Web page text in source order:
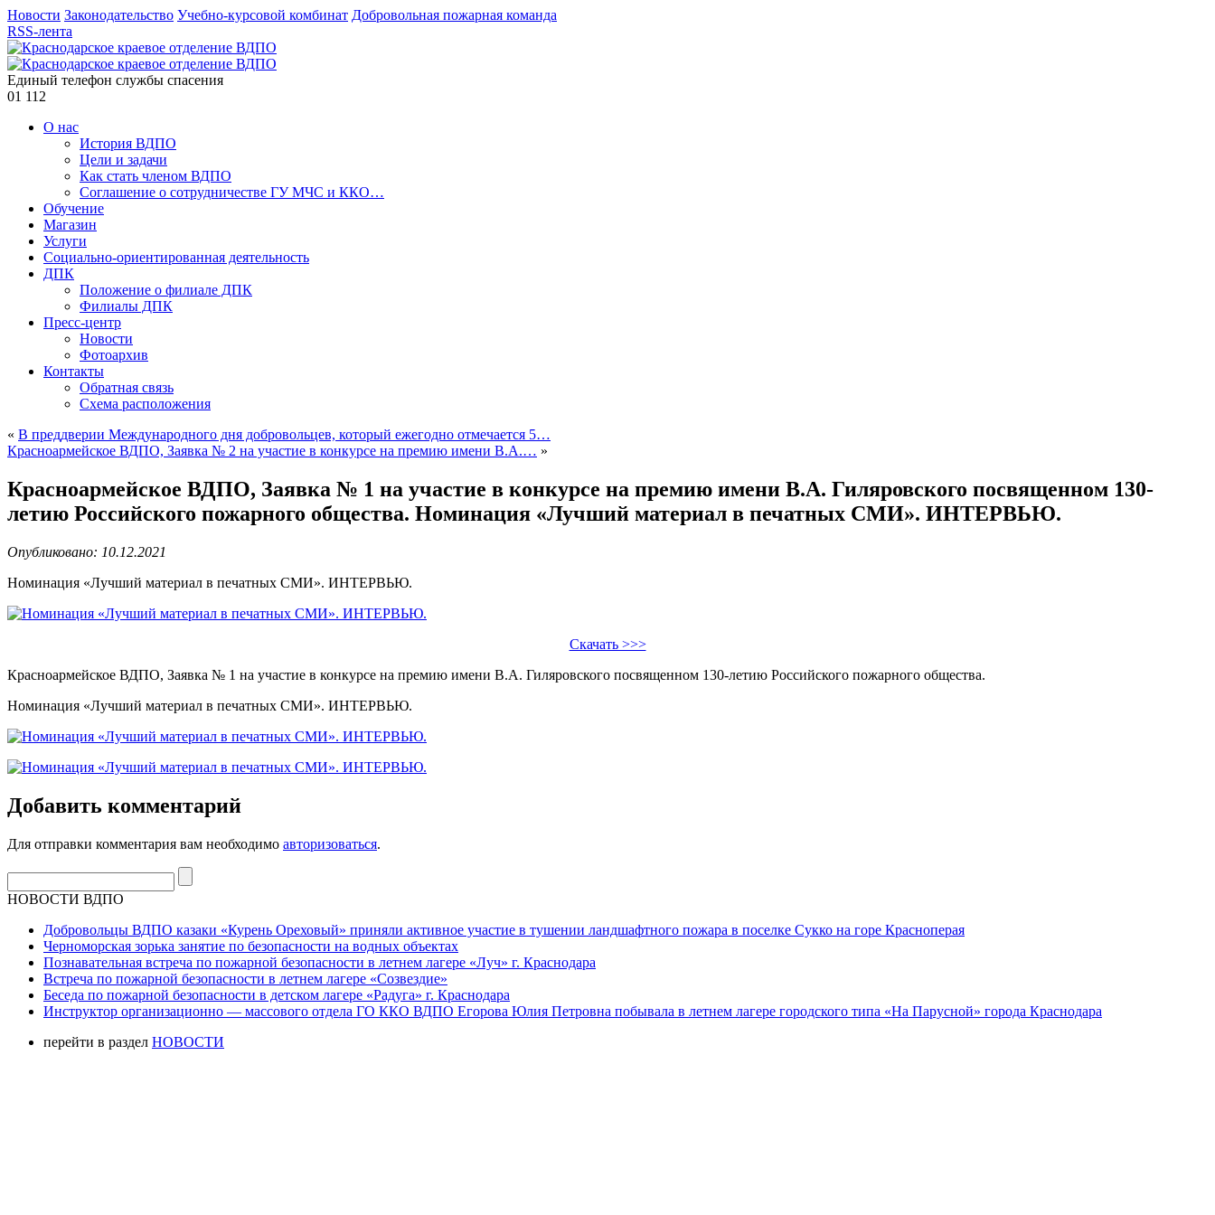
Новости Законодательство Учебно-курсовой комбинат Добровольная пожарная команда
RSS-лента
Единый телефон службы спасения
01 112
О нас
История ВДПО
Цели и задачи
Как стать членом ВДПО
Соглашение о сотрудничестве ГУ МЧС и ККО…
Обучение
Магазин
Услуги
Социально-ориентированная деятельность
ДПК
Положение о филиале ДПК
Филиалы ДПК
Пресс-центр
Новости
Фотоархив
Контакты
Обратная связь
Схема расположения
« В преддверии Международного дня добровольцев, который ежегодно отмечается 5…
Красноармейское ВДПО, Заявка № 2 на участие в конкурсе на премию имени В.А.… »
Красноармейское ВДПО, Заявка № 1 на участие в конкурсе на премию имени В.А. Гиляровского посвященном 130-
летию Российского пожарного общества. Номинация «Лучший материал в печатных СМИ». ИНТЕРВЬЮ.
Опубликовано: 10.12.2021
Номинация «Лучший материал в печатных СМИ». ИНТЕРВЬЮ.
Скачать >>>
Красноармейское ВДПО, Заявка № 1 на участие в конкурсе на премию имени В.А. Гиляровского посвященном 130-летию Российского пожарного общества.
Номинация «Лучший материал в печатных СМИ». ИНТЕРВЬЮ.
Добавить комментарий
Для отправки комментария вам необходимо авторизоваться.
НОВОСТИ ВДПО
Добровольцы ВДПО казаки «Курень Ореховый» приняли активное участие в тушении ландшафтного пожара в поселке Сукко на горе Красноперая
Черноморская зорька занятие по безопасности на водных объектах
Познавательная встреча по пожарной безопасности в летнем лагере «Луч» г. Краснодара
Встреча по пожарной безопасности в летнем лагере «Созвездие»
Беседа по пожарной безопасности в детском лагере «Радуга» г. Краснодара
Инструктор организационно — массового отдела ГО ККО ВДПО Егорова Юлия Петровна побывала в летнем лагере городского типа «На Парусной» города Краснодара
перейти в раздел НОВОСТИ